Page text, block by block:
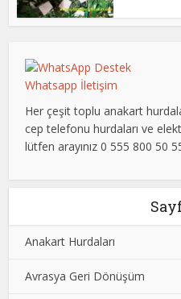
Whatsapp İletişim
Her çeşit toplu anakart
cep telefonu hurdaları ve
lütfen arayınız 0 555 800 50
Anakart Hurdaları
Avrasya Geri Dönüşüm